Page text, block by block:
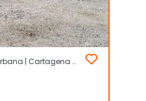
TESCA NUEVO | Área Urbana | Cartagena de Indias